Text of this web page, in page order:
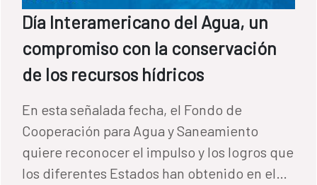
Día Interamericano del Agua, un
compromiso con la conservación
de los recursos hídricos
En esta señalada fecha, el Fondo de
Cooperación para Agua y Saneamiento
quiere reconocer el impulso y los logros que
los diferentes Estados han obtenido en el